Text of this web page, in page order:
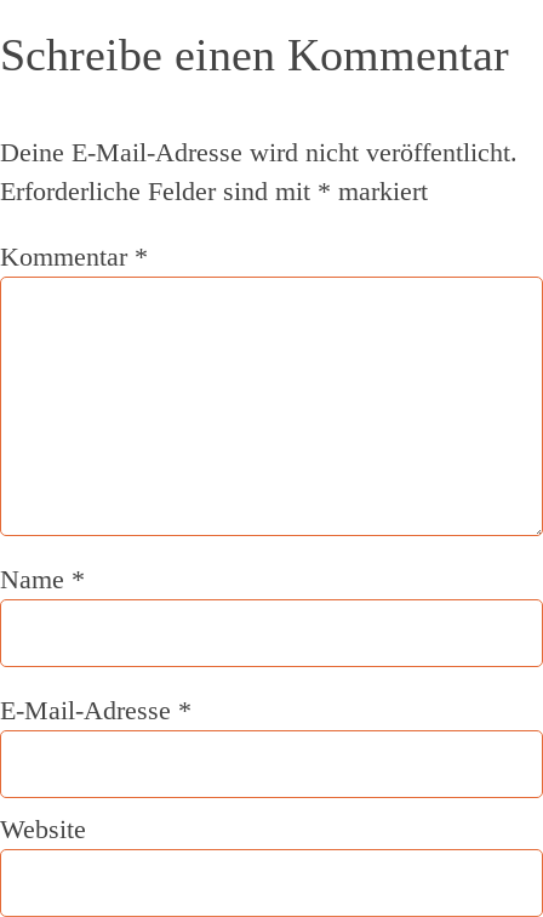
Schreibe einen Kommentar
Deine E-Mail-Adresse wird nicht veröffentlicht.
Erforderliche Felder sind mit * markiert
Kommentar *
Name *
E-Mail-Adresse *
Website